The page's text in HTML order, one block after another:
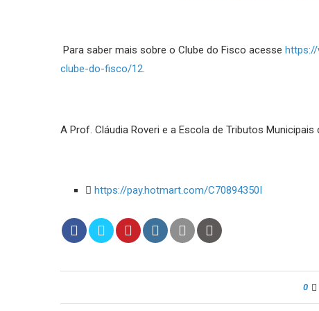
Para saber mais sobre o Clube do Fisco acesse
clube-do-fisco/12.
A Prof. Cláudia Roveri e a Escola de Tributos
https://pay.hotmart.com/C70894350I
0